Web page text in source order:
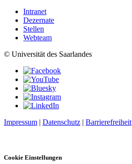
Intranet
Dezernate
Stellen
Webteam
© Universität des Saarlandes
Impressum | Datenschutz | Barrierefreiheit
Cookie Einstellungen